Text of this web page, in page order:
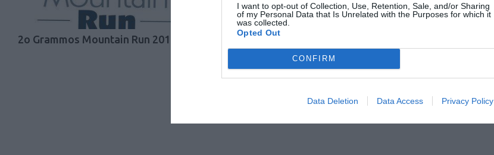
I want to opt-out of Collection, Use, Retention, Sale, and/or Sharing
of my Personal Data that Is Unrelated with the Purposes for which it
was collected.
Opted Out
CONFIRM
Data Deletion Data Access Privacy Policy
2o Grammos Mountain Run 2019
4ος Ορεινός Αγώνας Δρόμου
Θυσίας Σουλιωτών
Ημέρα 1η